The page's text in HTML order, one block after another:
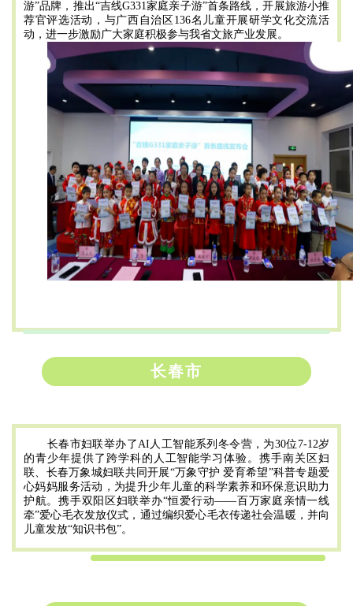
游”品牌，推出“吉线G331家庭亲子游”首条路线，开展旅游小推
荐官评选活动，与广西自治区136名儿童开展研学文化交流活
动，进一步激励广大家庭积极参与我省文旅产业发展。
长春市
长春市妇联举办了AI人工智能系列冬令营，为30位7-12岁
的青少年提供了跨学科的人工智能学习体验。携手南关区妇
联、长春万象城妇联共同开展“万象守护 爱育希望”科普专题爱
心妈妈服务活动，为提升少年儿童的科学素养和环保意识助力
护航。携手双阳区妇联举办“恒爱行动——百万家庭亲情一线
牵”爱心毛衣发放仪式，通过编织爱心毛衣传递社会温暖，并向
儿童发放“知识书包”。